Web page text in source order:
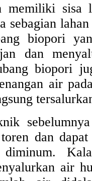
memiliki sisa
sebagian
biopori
dan
biopori
air
dan
air